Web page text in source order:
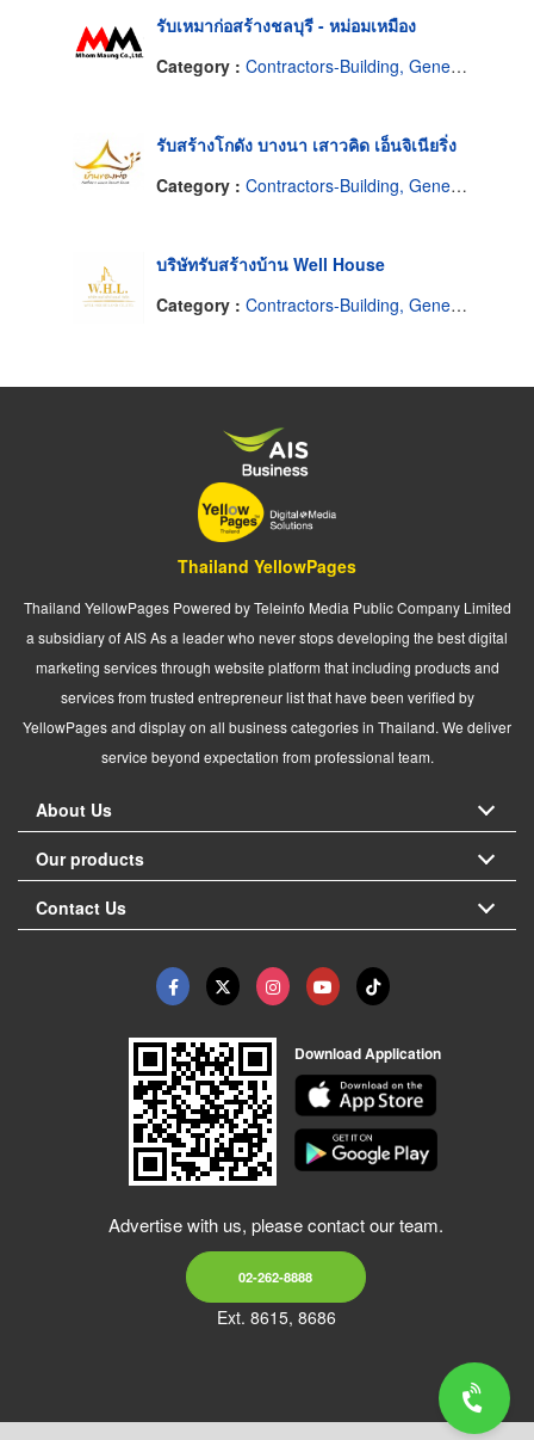
รับเหมาก่อสร้างชลบุรี - หม่อมเหมือง
Category : Contractors-Building, General
รับสร้างโกดัง บางนา เสาวคิด เอ็นจิเนียริ่ง
Category : Contractors-Building, General
บริษัทรับสร้างบ้าน Well House
Category : Contractors-Building, General
Thailand YellowPages
Thailand YellowPages Powered by Teleinfo Media Public Company Limited
a subsidiary of AIS As a leader who never stops developing the best digital
marketing services through website platform that including products and
services from trusted entrepreneur list that have been verified by
YellowPages and display on all business categories in Thailand. We deliver
service beyond expectation from professional team.
About Us
Our products
Contact Us
Download Application
Advertise with us, please contact our team.
02-262-8888
Ext. 8615, 8686